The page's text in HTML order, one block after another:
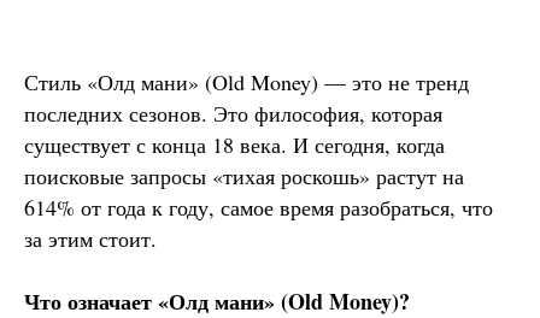
Стиль «Олд мани» (Old Money) — это не тренд
последних сезонов. Это философия, которая
существует с конца 18 века. И сегодня, когда
поисковые запросы «тихая роскошь» растут на
614% от года к году, самое время разобраться, что
за этим стоит.
Что означает «Олд мани» (Old Money)?